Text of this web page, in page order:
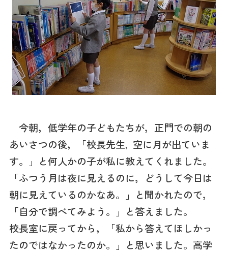
今朝，低学年の子どもたちが，正門での朝の
あいさつの後，「校長先生， 空に月が出ていま
す。」と何人かの子が私に教えてくれました。
「ふつう月は夜に見えるのに，どうして今日は
朝に見えているのかなあ。」と聞かれたので，
「自分で調べてみよう。」と答えました。
校長室に戻ってから，「私から答えてほしかっ
たのではなかったのか。」と思いました。高学